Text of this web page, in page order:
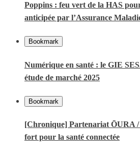
Poppins : feu vert de la HAS
anticipée par l’Assurance
Bookmark
Numérique en santé : le GIE
étude de marché 2025
Bookmark
[Chronique] Partenariat ŌURA
fort pour la santé connectée